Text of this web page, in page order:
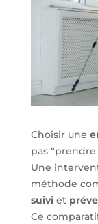
Choisir une
pas
Une
méthode
suiviet
Ce